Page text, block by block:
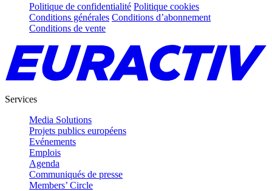
Politique de confidentialité Politique cookies
Conditions générales Conditions d’abonnement
Conditions de vente
Services
Media Solutions
Projets publics européens
Evénements
Emplois
Agenda
Communiqués de presse
Members’ Circle